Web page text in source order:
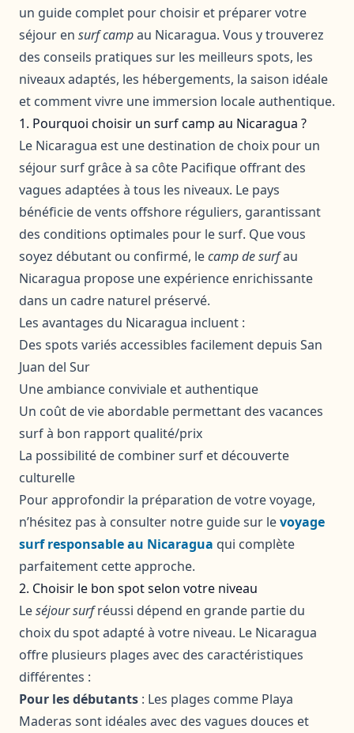
un guide complet pour choisir et préparer votre
séjour en surf campau Nicaragua. Vous y trouverez
des conseils pratiques sur les meilleurs spots, les
niveaux adaptés, les hébergements, la saison idéale
et comment vivre une immersion locale authentique.
1. Pourquoi choisir un surf camp au Nicaragua ?
Le Nicaragua est une destination de choix pour un
séjour surf grâce à sa côte Pacifique offrant des
vagues adaptées à tous les niveaux. Le pays
bénéficie de vents offshore réguliers, garantissant
des conditions optimales pour le surf. Que vous
soyez débutant ou confirmé, lecamp de surfau
Nicaragua propose une expérience enrichissante
dans un cadre naturel préservé.
Les avantages du Nicaragua incluent :
Des spots variés accessibles facilement depuis San
Juan del Sur
Une ambiance conviviale et authentique
Un coût de vie abordable permettant des vacances
surf à bon rapport qualité/prix
La possibilité de combiner surf et découverte
culturelle
Pour approfondir la préparation de votre voyage,
n’hésitez pas à consulter notre guide sur levoyage
surf responsable au Nicaragua qui complète
parfaitement cette approche.
2. Choisir le bon spot selon votre niveau
Leséjour surfréussi dépend en grande partie du
choix du spot adapté à votre niveau. Le Nicaragua
offre plusieurs plages avec des caractéristiques
différentes :
Pour les débutants : Les plages comme Playa
Maderas sont idéales avec des vagues douces et